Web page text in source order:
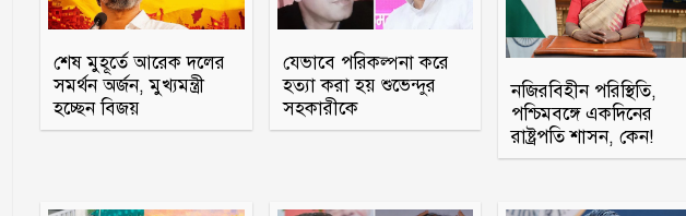
শেষ মুহূর্তে আরেক দলের
সমর্থন অর্জন, মুখ্যমন্ত্রী
হচ্ছেন বিজয়
যেভাবে পরিকল্পনা করে
হত্যা করা হয় শুভেন্দুর
সহকারীকে
নজিরবিহীন পরিস্থিতি,
পশ্চিমবঙ্গে একদিনের
রাষ্ট্রপতি শাসন, কেন!